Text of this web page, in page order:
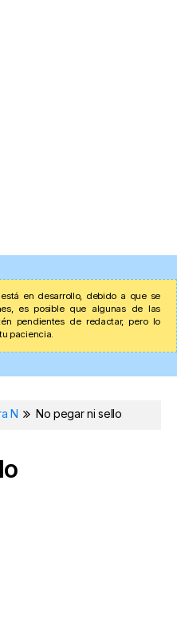
en desarrollo, debido a que se
es posible que algunas de las
pendientes de redactar, pero lo
paciencia.
N No pegar ni sello